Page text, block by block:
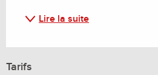
Lire la suite
Tarifs